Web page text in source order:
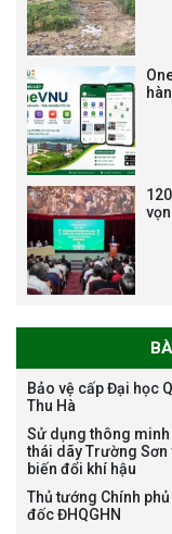
Bảo vệ cấp Đại học
Thu Hà
Sử dụng thông
thái dãy Trường
biến đổi khí hậu
Thủ tướng Chính
đốc ĐHQGHN